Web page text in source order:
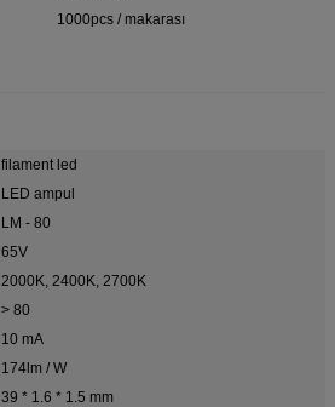
1000pcs / makarası
filament led
LED ampul
LM - 80
65V
2000K, 2400K, 2700K
> 80
10 mA
174lm / W
39 * 1.6 * 1.5 mm